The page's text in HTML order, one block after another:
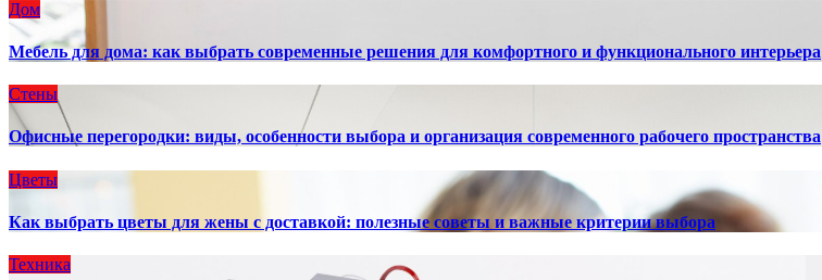
Дом
Мебель для дома: как выбрать современные решения для комфортного и функционального интерьера
Стены
Офисные перегородки: виды, особенности выбора и организация современного рабочего пространства
Цветы
Как выбрать цветы для жены с доставкой: полезные советы и важные критерии выбора
Техника